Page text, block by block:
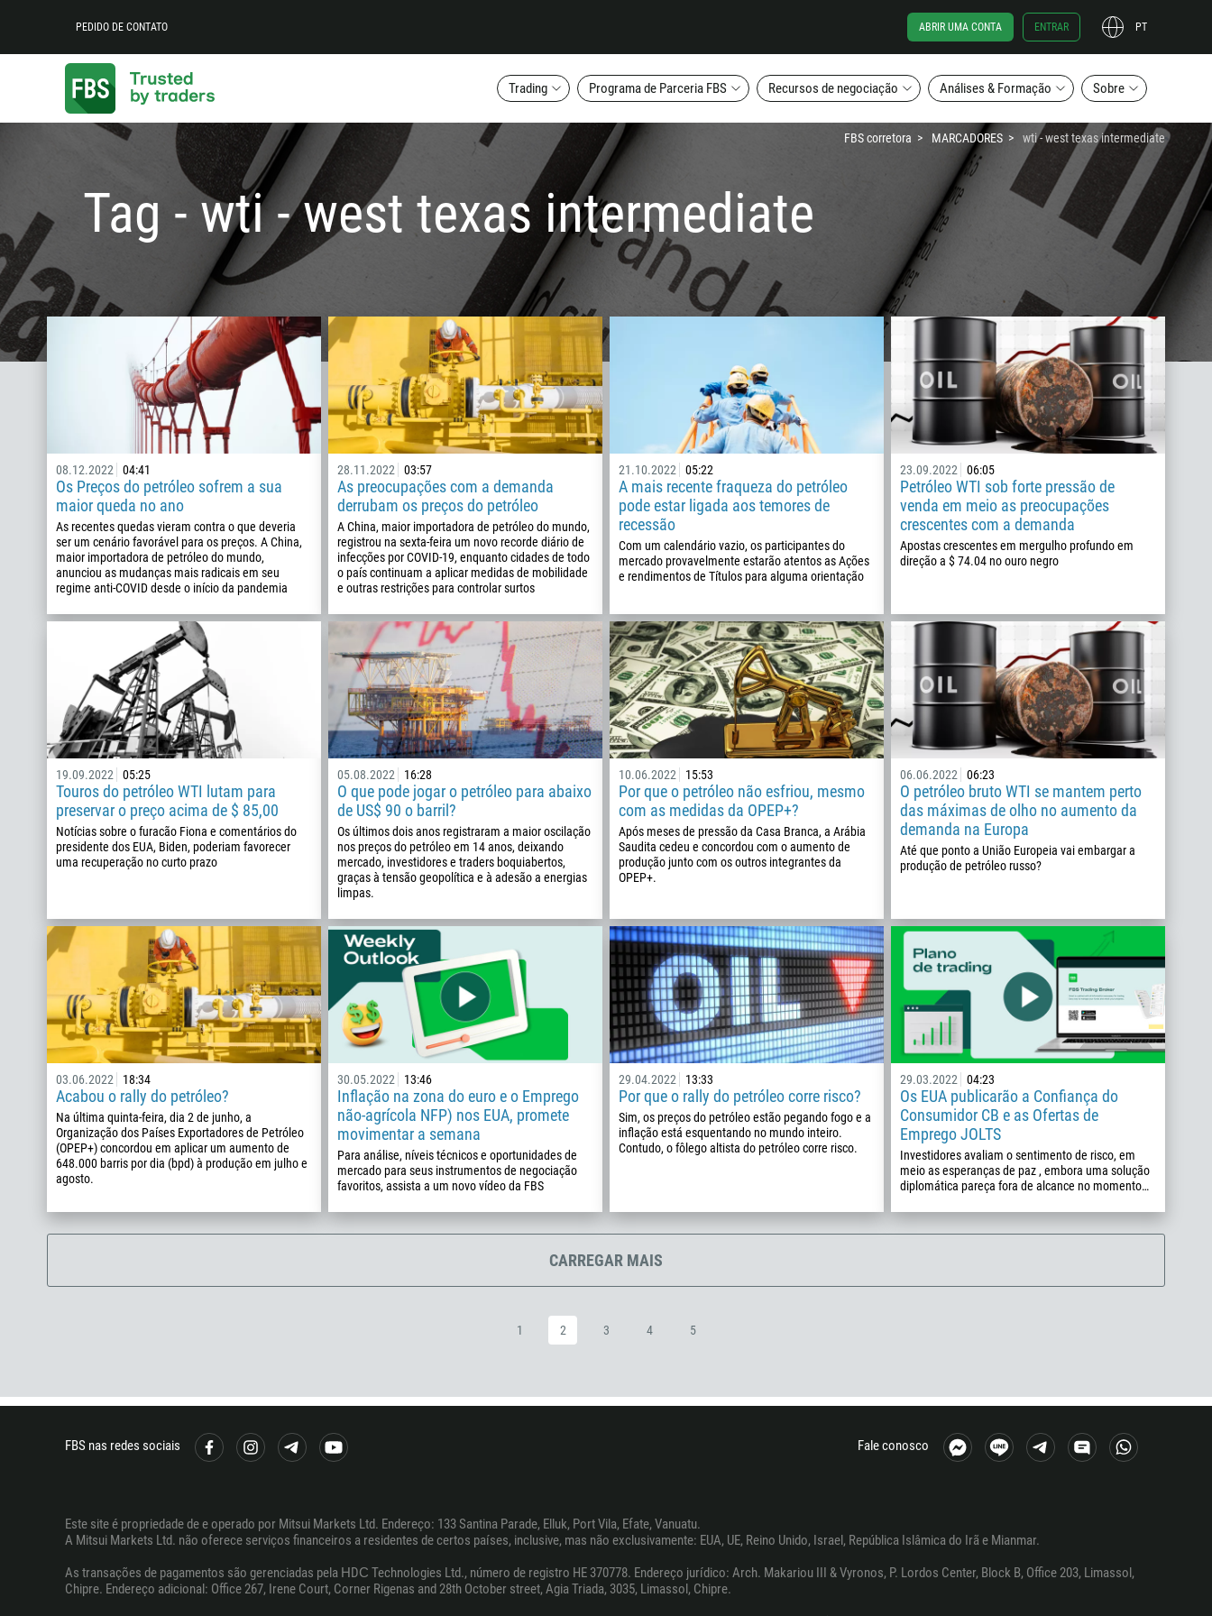
PEDIDO DE CONTATO ABRIR UMA CONTA ENTRAR PT
Trading Programa de Parceria FBS Recursos de negociação Análises & Formação Sobre
FBS corretora MARCADORES wti - west texas intermediate
Tag - wti - west texas intermediate
08.12.2022 04:41
Os Preços do petróleo sofrem a sua
maior queda no ano
As recentes quedas vieram contra o que deveria
ser um cenário favorável para os preços. A China,
maior importadora de petróleo do mundo,
anunciou as mudanças mais radicais em seu
regime anti-COVID desde o início da pandemia
28.11.2022 03:57
As preocupações com a demanda
derrubam os preços do petróleo
A China, maior importadora de petróleo do mundo,
registrou na sexta-feira um novo recorde diário de
infecções por COVID-19, enquanto cidades de todo
o país continuam a aplicar medidas de mobilidade
e outras restrições para controlar surtos
21.10.2022 05:22
A mais recente fraqueza do petróleo
pode estar ligada aos temores de
recessão
Com um calendário vazio, os participantes do
mercado provavelmente estarão atentos as Ações
e rendimentos de Títulos para alguma orientação
23.09.2022 06:05
Petróleo WTI sob forte pressão de
venda em meio as preocupações
crescentes com a demanda
Apostas crescentes em mergulho profundo em
direção a $ 74.04 no ouro negro
19.09.2022 05:25
Touros do petróleo WTI lutam para
preservar o preço acima de $ 85,00
Notícias sobre o furacão Fiona e comentários do
presidente dos EUA, Biden, poderiam favorecer
uma recuperação no curto prazo
05.08.2022 16:28
O que pode jogar o petróleo para abaixo
de US$ 90 o barril?
Os últimos dois anos registraram a maior oscilação
nos preços do petróleo em 14 anos, deixando
mercado, investidores e traders boquiabertos,
graças à tensão geopolítica e à adesão a energias
limpas.
10.06.2022 15:53
Por que o petróleo não esfriou, mesmo
com as medidas da OPEP+?
Após meses de pressão da Casa Branca, a Arábia
Saudita cedeu e concordou com o aumento de
produção junto com os outros integrantes da
OPEP+.
06.06.2022 06:23
O petróleo bruto WTI se mantem perto
das máximas de olho no aumento da
demanda na Europa
Até que ponto a União Europeia vai embargar a
produção de petróleo russo?
03.06.2022 18:34
Acabou o rally do petróleo?
Na última quinta-feira, dia 2 de junho, a
Organização dos Países Exportadores de Petróleo
(OPEP+) concordou em aplicar um aumento de
648.000 barris por dia (bpd) à produção em julho e
agosto.
30.05.2022 13:46
Inflação na zona do euro e o Emprego
não-agrícola NFP) nos EUA, promete
movimentar a semana
Para análise, níveis técnicos e oportunidades de
mercado para seus instrumentos de negociação
favoritos, assista a um novo vídeo da FBS
29.04.2022 13:33
Por que o rally do petróleo corre risco?
Sim, os preços do petróleo estão pegando fogo e a
inflação está esquentando no mundo inteiro.
Contudo, o fôlego altista do petróleo corre risco.
29.03.2022 04:23
Os EUA publicarão a Confiança do
Consumidor CB e as Ofertas de
Emprego JOLTS
Investidores avaliam o sentimento de risco, em
meio as esperanças de paz , embora uma solução
diplomática pareça fora de alcance no momento…
CARREGAR MAIS
1 2 3 4 5
FBS nas redes sociais Fale conosco
Este site é propriedade de e operado por Mitsui Markets Ltd. Endereço: 133 Santina Parade, Elluk, Port Vila, Efate, Vanuatu.
A Mitsui Markets Ltd. não oferece serviços financeiros a residentes de certos países, inclusive, mas não exclusivamente: EUA, UE, Reino Unido, Israel, República Islâmica do Irã e Mianmar.
As transações de pagamentos são gerenciadas pela НDС Technologies Ltd., número de registro HE 370778. Endereço jurídico: Arch. Makariou III & Vyronos, P. Lordos Center, Block B, Office 203, Limassol,
Chipre. Endereço adicional: Office 267, Irene Court, Corner Rigenas and 28th October street, Agia Triada, 3035, Limassol, Chipre.
Ligue de volta
Número de telefone
1
93
213
1684
244
1264
672
1268
54
374
297
61
43
994
973
1246
229
267
246
Agende uma chamada
00:00 23:00
Insira seu e-mail
Insira seu comentário, se necessário
ME LIGUE DE VOLTA